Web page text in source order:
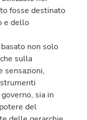
fosse destinato
e dello
non solo
sulla
sensazioni,
sia in
del